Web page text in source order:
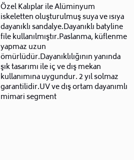
Özel Kalıplar ile Alüminyum
iskeletten oluşturulmuş suya ve ısıya
dayanıklı sandalye.Dayanıklı batyline
file kullanılmıştır.Paslanma, küflenme
yapmaz uzun
ömürlüdür.Dayanıklılığının yanında
şık tasarımı ile iç ve dış mekan
kullanımına uygundur. 2 yıl solmaz
garantilidir.UV ve dış ortam dayanımlı
mimari segment